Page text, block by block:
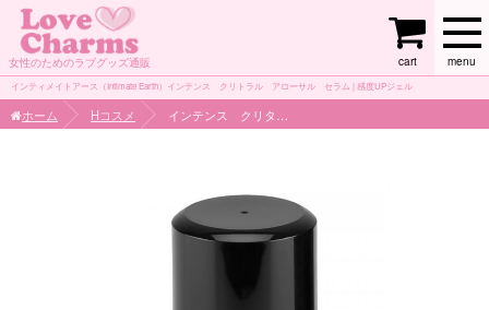
女性のためのラブグッズ通販 menu
cart
インティメイトアース（Intimate Earth）インテンス クリトラル アローサル セラム | 感度UPジェル
ホーム Hコスメ